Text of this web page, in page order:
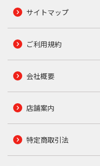
サイトマップ
ご利用規約
会社概要
店舗案内
特定商取引法